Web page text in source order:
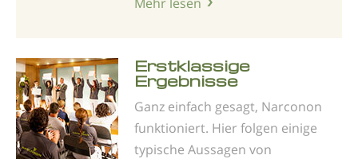
Erstklassige
Ergebnisse
Ganz einfach gesagt, Narconon
funktioniert. Hier folgen einige
typische Aussagen von